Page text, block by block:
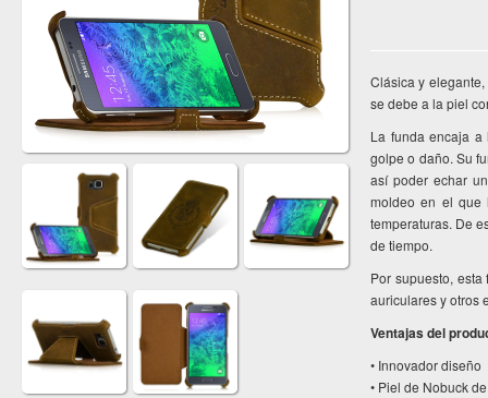
Clásica y
se debe a la piel
La funda encaja a
golpe o daño. Su
así poder echar
moldeo en el que
temperaturas. De
de tiempo.
Por supuesto,
auriculares y otros
Ventajas del
• Innovador diseño
• Piel de Nobuck